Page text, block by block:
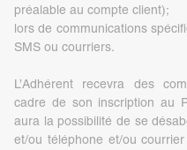
préalable au compte client);
lors de communications
SMS ou courriers.
L’Adhérent recevra des
cadre de son inscription au
aura la possibilité de se
et/ou téléphone et/ou